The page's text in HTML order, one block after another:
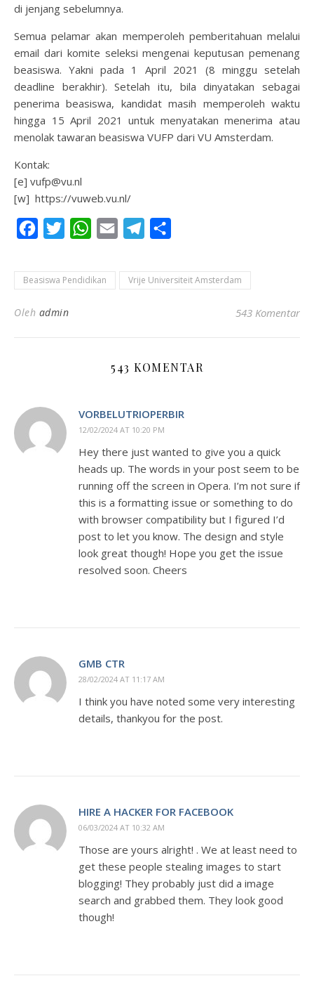
di jenjang sebelumnya.
Semua pelamar akan memperoleh pemberitahuan melalui
email dari komite seleksi mengenai keputusan pemenang
beasiswa. Yakni pada 1 April 2021 (8 minggu setelah
deadline berakhir). Setelah itu, bila dinyatakan sebagai
penerima beasiswa, kandidat masih memperoleh waktu
hingga 15 April 2021 untuk menyatakan menerima atau
menolak tawaran beasiswa VUFP dari VU Amsterdam.
Kontak:
[e] vufp@vu.nl
[w] https://vuweb.vu.nl/
FacebookTwitterWhatsApp
Email Telegram
Beasiswa Pendidikan Vrije Universiteit Amsterdam
Oleh admin 543 Komentar
543 KOMENTAR
VORBELUTRIOPERBIR
12/02/2024 AT 10:20 PM
Hey there just wanted to give you a quick
heads up. The words in your post seem to be
running off the screen in Opera. I’m not sure if
this is a formatting issue or something to do
with browser compatibility but I figured I’d
post to let you know. The design and style
look great though! Hope you get the issue
resolved soon. Cheers
GMB CTR
28/02/2024 AT 11:17 AM
I think you have noted some very interesting
details, thankyou for the post.
HIRE A HACKER FOR FACEBOOK
06/03/2024 AT 10:32 AM
Those are yours alright! . We at least need to
get these people stealing images to start
blogging! They probably just did a image
search and grabbed them. They look good
though!